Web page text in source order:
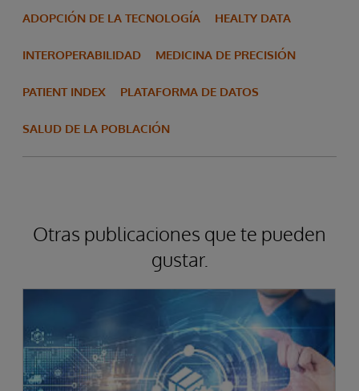
ADOPCIÓN DE LA TECNOLOGÍA HEALTY DATA
INTEROPERABILIDAD MEDICINA DE PRECISIÓN
PATIENT INDEX PLATAFORMA DE DATOS
SALUD DE LA POBLACIÓN
Otras publicaciones que te pueden
gustar.